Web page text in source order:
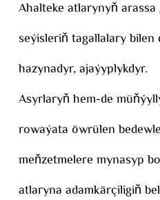
Ahalteke atlarynyň
seýisleriň tagallalary
hazynadyr, ajaýyplykdyr.
Asyrlaryň hem-de
rowaýata öwrülen
meňzetmelere mynasyp
atlaryna adamkärçiligiň